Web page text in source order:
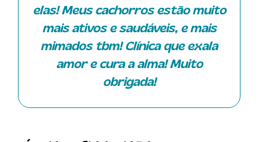
elas! Meus cachorros estão muito
mais ativos e saudáveis, e mais
mimados tbm! Clínica que exala
amor e cura a alma! Muito
obrigada!